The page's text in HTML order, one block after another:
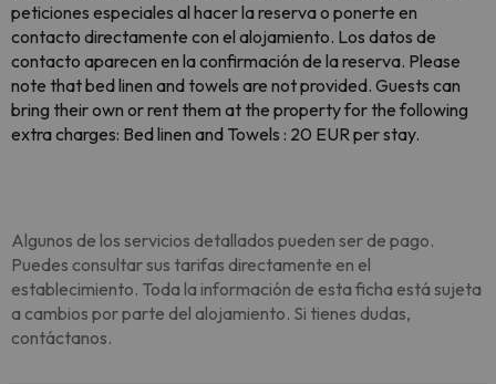
peticiones especiales al hacer la reserva o ponerte en
contacto directamente con el alojamiento. Los datos de
contacto aparecen en la confirmación de la reserva. Please
note that bed linen and towels are not provided. Guests can
bring their own or rent them at the property for the following
extra charges: Bed linen and Towels : 20 EUR per stay.
Algunos de los servicios detallados pueden ser de pago.
Puedes consultar sus tarifas directamente en el
establecimiento. Toda la información de esta ficha está sujeta
a cambios por parte del alojamiento. Si tienes dudas,
contáctanos.